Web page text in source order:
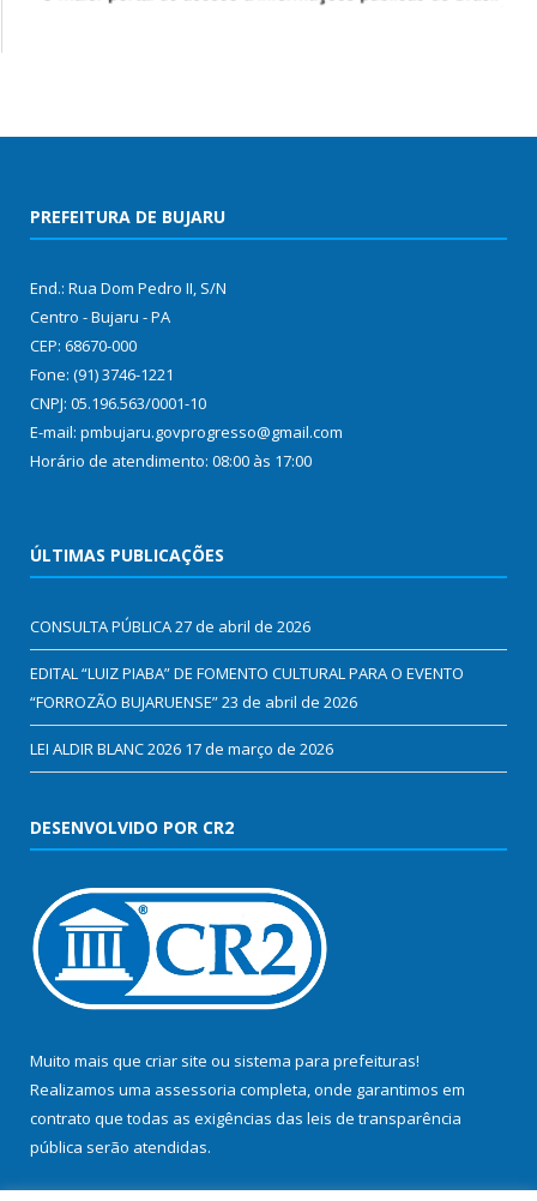
PREFEITURA DE BUJARU
End.: Rua Dom Pedro II, S/N
Centro - Bujaru - PA
CEP: 68670-000
Fone: (91) 3746-1221
CNPJ: 05.196.563/0001-10
E-mail: pmbujaru.govprogresso@gmail.com
Horário de atendimento: 08:00 às 17:00
ÚLTIMAS PUBLICAÇÕES
CONSULTA PÚBLICA27 de abril de 2026
EDITAL “LUIZ PIABA” DE FOMENTO CULTURAL PARA O EVENTO
“FORROZÃO BUJARUENSE”23 de abril de 2026
LEI ALDIR BLANC 2026 17 de março de 2026
DESENVOLVIDO POR CR2
Muito mais que criar site ou sistema para prefeituras!
Realizamos uma assessoria completa, onde garantimos em
contrato que todas as exigências das leis de transparência
pública serão atendidas.